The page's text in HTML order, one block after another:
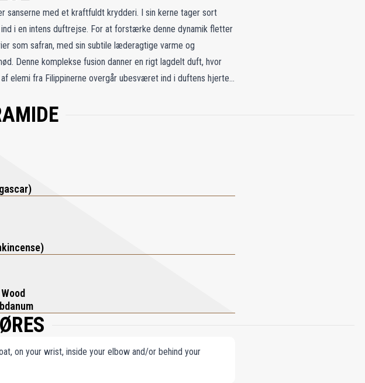
sanserne med et kraftfuldt krydderi. I sin kerne tager sort
i en intens duftrejse. For at forstærke denne dynamik fletter
som safran, med sin subtile læderagtige varme og
Denne komplekse fusion danner en rigt lagdelt duft, hvor
elemi fra Filippinerne overgår ubesværet ind i duftens hjerte
mystik. Mørk labdanum, røget patchouli og moderne
dufte, berørt af den eksotiske tilstedeværelse af oud.
sammensætning.
on your wrist, inside your elbow and/or behind your